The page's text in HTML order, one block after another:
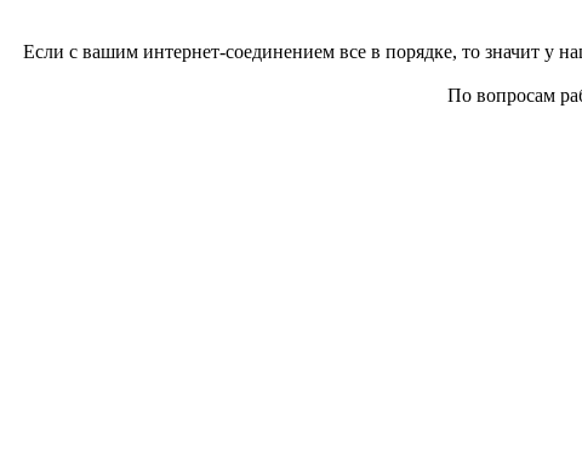
Если с вашим интернет-соединением все в порядке, то значит у
По вопросам